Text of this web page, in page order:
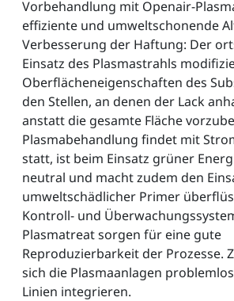
Vorbehandlung mit Openair-
effiziente und umweltschonende
Verbesserung der Haftung: Der
Einsatz des Plasmastrahls
Oberflächeneigenschaften des
den Stellen, an denen der Lack
anstatt die gesamte Fläche
Plasmabehandlung findet mit
statt, ist beim Einsatz grüner
neutral und macht zudem den
umweltschädlicher Primer
Kontroll- und
Plasmatreat sorgen für eine gute
Reproduzierbarkeit der Prozesse.
sich die Plasmaanlagen
Linien integrieren.